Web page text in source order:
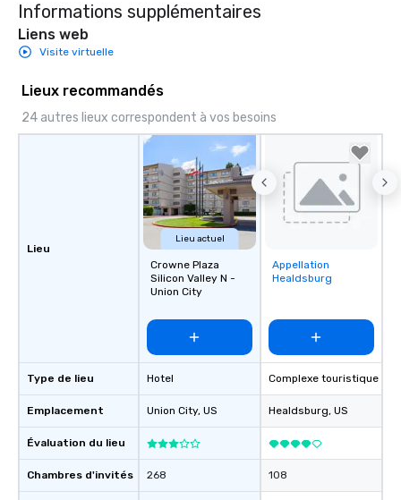
Informations supplémentaires
Liens web
Visite virtuelle
Lieux recommandés
24 autres lieux correspondent à vos besoins
Lieu
Type de lieu
Emplacement
Évaluation du lieu
Chambres d'invités
Lieu actuel
Crowne Plaza
Silicon Valley N -
Union City
Hotel
Union City, US
268
Removed from
favorites
Appellation
Healdsburg
Complexe touristique
Healdsburg, US
108